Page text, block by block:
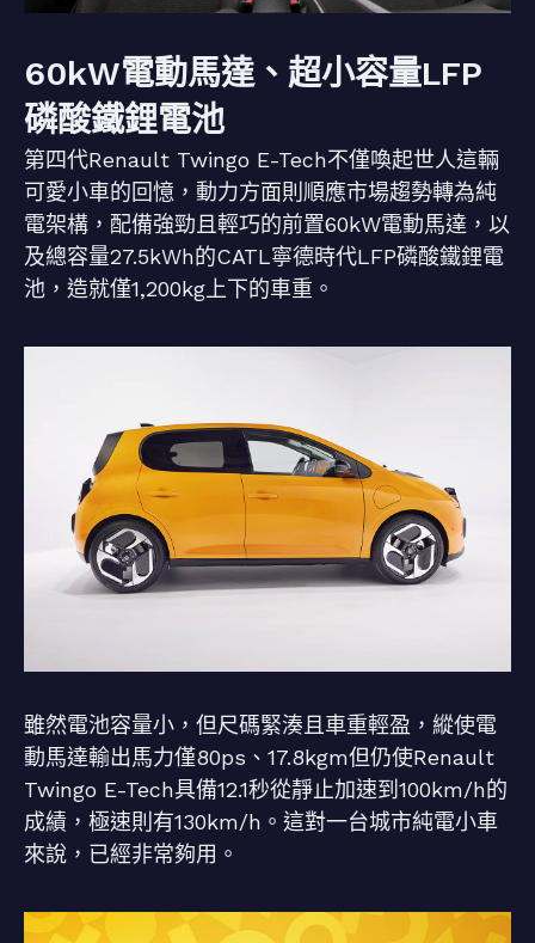
60kW電動馬達、超小容量LFP
磷酸鐵鋰電池
第四代Renault Twingo E-Tech不僅喚起世人這輛
可愛小車的回憶，動力方面則順應市場趨勢轉為純
電架構，配備強勁且輕巧的前置60kW電動馬達，以
及總容量27.5kWh的CATL寧德時代LFP磷酸鐵鋰電
池，造就僅1,200kg上下的車重。
雖然電池容量小，但尺碼緊湊且車重輕盈，縱使電
動馬達輸出馬力僅80ps、17.8kgm但仍使Renault
Twingo E-Tech具備12.1秒從靜止加速到100km/h的
成績，極速則有130km/h。這對一台城市純電小車
來說，已經非常夠用。